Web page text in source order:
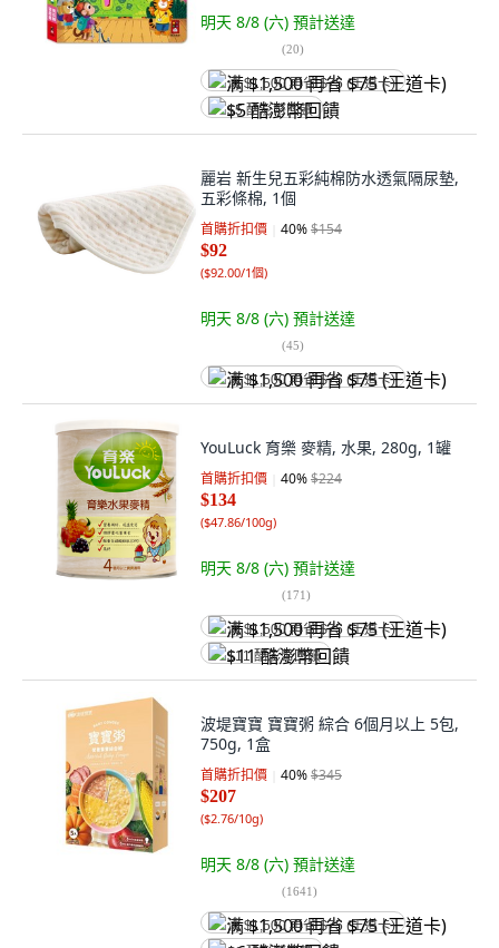
明天 8/8 (六) 預計送達
(20)
满 $1,500 再省 $75 (王道卡)
$5 酷澎幣回饋
麗岩 新生兒五彩純棉防水透氣隔尿墊,
五彩條棉, 1個
首購折扣價 40%$154
$92
($92.00/1個)
明天 8/8 (六) 預計送達
(45)
满 $1,500 再省 $75 (王道卡)
YouLuck 育樂 麥精, 水果, 280g, 1罐
首購折扣價 40%$224
$134
($47.86/100g)
明天 8/8 (六) 預計送達
(171)
满 $1,500 再省 $75 (王道卡)
$11 酷澎幣回饋
波堤寶寶 寶寶粥 綜合 6個月以上 5包,
750g, 1盒
首購折扣價 40%$345
$207
($2.76/10g)
明天 8/8 (六) 預計送達
(1641)
满 $1,500 再省 $75 (王道卡)